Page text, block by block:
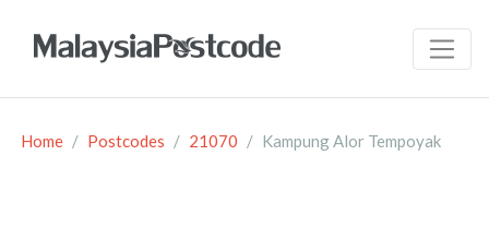
Home Postcodes 21070 Kampung Alor Tempoyak